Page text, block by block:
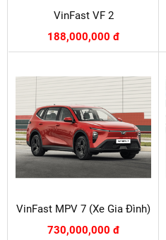
VinFast VF 2
188,000,000 đ
VinFast MPV 7 (Xe Gia Đình)
730,000,000 đ